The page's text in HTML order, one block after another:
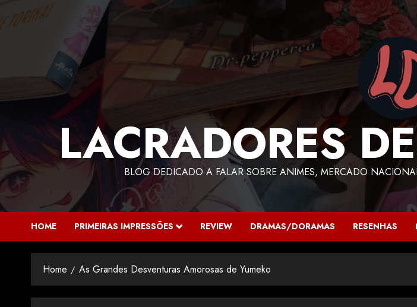
LACRADORES
BLOG DEDICADO A FALAR SOBRE ANIMES, MERCADO
HOME PRIMEIRAS IMPRESSÕES REVIEW DRAMAS/DORAMAS RESENHAS
Home As Grandes Desventuras Amorosas de Yumeko